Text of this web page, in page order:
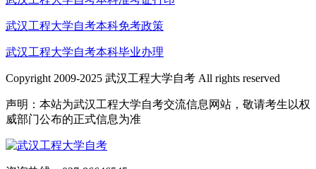
武汉工程大学自考本科免考政策
武汉工程大学自考本科毕业办理
Copyright 2009-2025 武汉工程大学自考 All rights reserved
声明：本站为武汉工程大学自考交流信息网站，敬请考生以权
威部门公布的正式信息为准